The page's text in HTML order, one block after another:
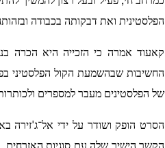
הפלסטינית ואת דבקותה בכבודה
קאעוד אמרה כי הזכייה היא הכרה
החשיבות שבהשמעת הקול הפלסטיני
של הפלסטינים מעבר למספרים
הסרט הופק ושודר על ידי אל־ג'זירה